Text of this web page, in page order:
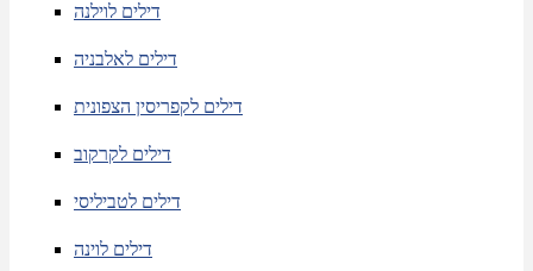
דילים לוילנה
דילים לאלבניה
דילים לקפריסין הצפונית
דילים לקרקוב
דילים לטביליסי
דילים לוינה